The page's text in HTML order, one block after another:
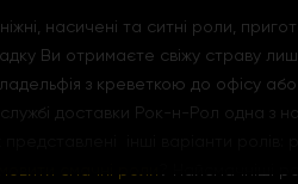
насичені та ситні роли,
Ви отримаєте свіжу страву
з креветкою до офісу
доставки Рок-н-Рол одна з
смачні роли ? Найсмачніші